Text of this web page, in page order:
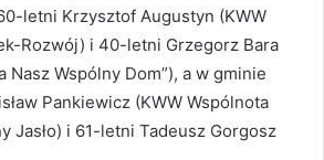
letni Krzysztof Augustyn (KWW
Rozwój) i 40-letni Grzegorz Bara
Nasz Wspólny Dom”), a w gminie
Pankiewicz (KWW Wspólnota
Jasło) i 61-letni Tadeusz Gorgosz